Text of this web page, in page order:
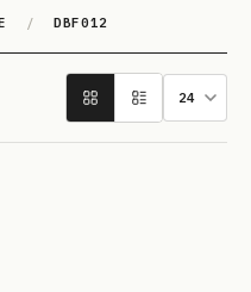
/ DBF012
ai preferiti